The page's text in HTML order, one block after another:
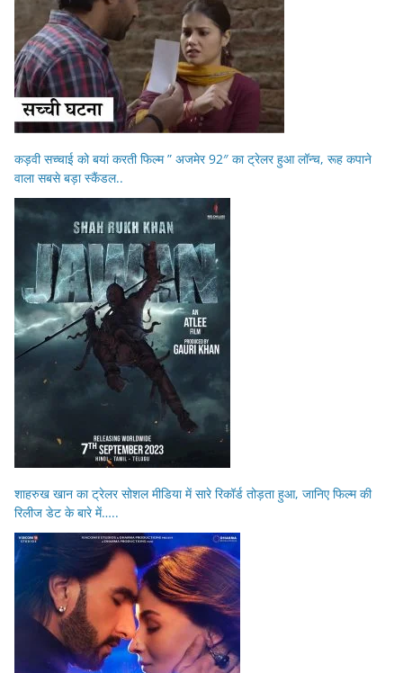
कड़वी सच्चाई को बयां करती फिल्म ” अजमेर 92″ का ट्रेलर हुआ लॉन्च, रूह कपाने
वाला सबसे बड़ा स्कैंडल..
शाहरुख खान का ट्रेलर सोशल मीडिया में सारे रिकॉर्ड तोड़ता हुआ, जानिए फिल्म की
रिलीज डेट के बारे में…..